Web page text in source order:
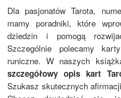
Dla pasjonatów Tarota,
mamy poradniki, które
dziedzin i pomogą
Szczególnie polecamy
runiczne. W naszych
szczegółowy opis kart
Szukasz skutecznych